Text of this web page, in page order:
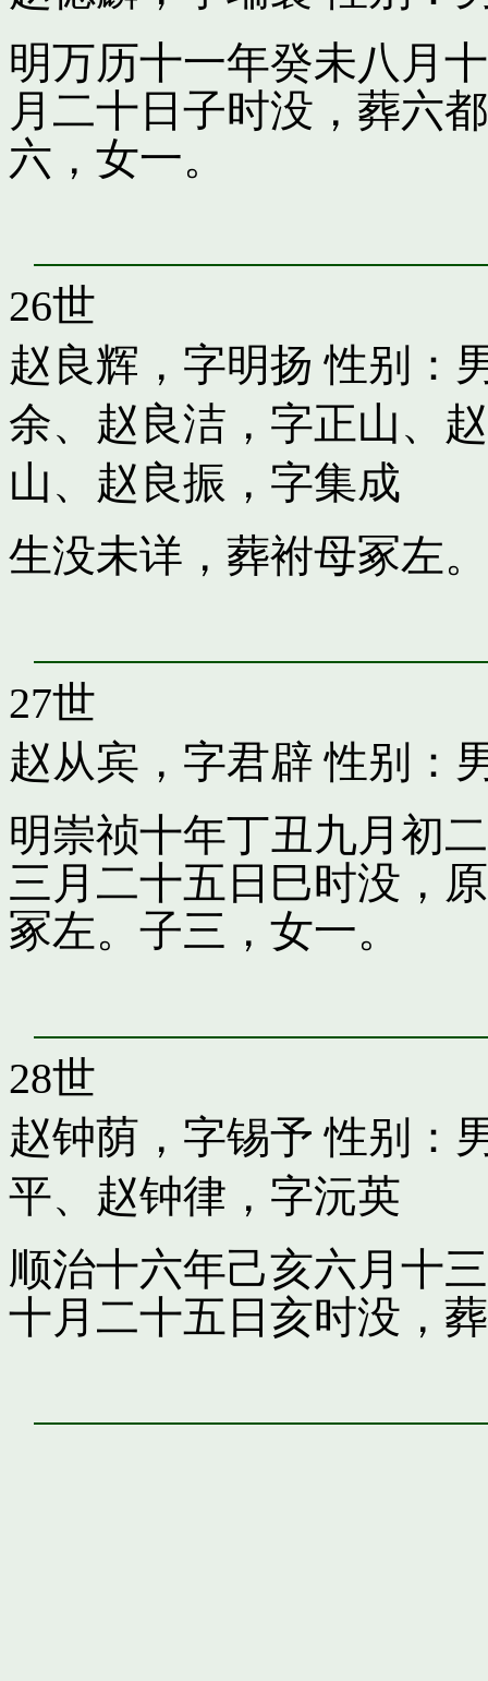
明万历十一年癸未八月
月二十日子时没，葬六
六，女一。
26世
赵良辉，字明扬 性别：
余、 赵良洁，字正山、
山、 赵良振，字集成
生没未详，葬袝母冢左
27世
赵从宾，字君辟 性别：
明崇祯十年丁丑九月初
三月二十五日巳时没，
冢左。子三，女一。
28世
赵钟荫，字锡予 性别：
平、 赵钟律，字沅英
顺治十六年己亥六月十
十月二十五日亥时没，